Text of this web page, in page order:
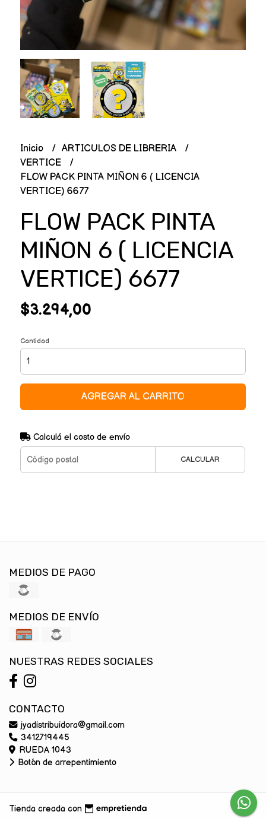
Inicio
ARTICULOS DE LIBRERIA
VERTICE
FLOW PACK PINTA MIÑON 6 ( LICENCIA
VERTICE) 6677
FLOW PACK PINTA
MIÑON 6 ( LICENCIA
VERTICE) 6677
$3.294,00
Cantidad
AGREGAR AL CARRITO
Calculá el costo de envío
CALCULAR
MEDIOS DE PAGO
MEDIOS DE ENVÍO
NUESTRAS REDES SOCIALES
CONTACTO
jyadistribuidora@gmail.com
3412719445
RUEDA 1043
Botón de arrepentimiento
Tienda creada con